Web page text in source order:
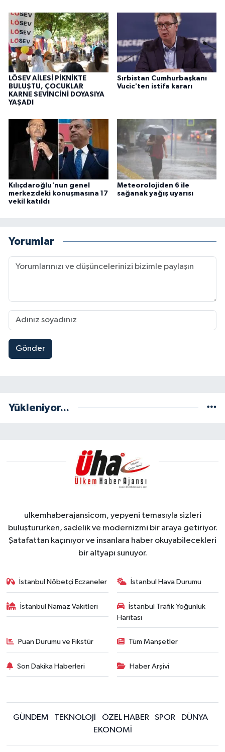
LÖSEV AİLESİ PİKNİKTE
BULUŞTU, ÇOCUKLAR
KARNE SEVİNCİNİ DOYASIYA
YAŞADI
Sırbistan Cumhurbaşkanı
Vucic'ten istifa kararı
Kılıçdaroğlu'nun genel
merkezdeki konuşmasına 17
vekil katıldı
Meteorolojiden 6 ile
sağanak yağış uyarısı
Yorumlar
Gönder
Yükleniyor...
ulkemhaberajansicom, yepyeni temasıyla sizleri
buluştururken, sadelik ve modernizmi bir araya getiriyor.
Şatafattan kaçınıyor ve insanlara haber okuyabilecekleri
bir altyapı sunuyor.
İstanbul Nöbetçi Eczaneler İstanbul Hava Durumu
İstanbul Namaz Vakitleri
İstanbul Trafik Yoğunluk
Haritası
Puan Durumu ve Fikstür Tüm Manşetler
Son Dakika Haberleri Haber Arşivi
GÜNDEM TEKNOLOJİ ÖZEL HABER SPOR
DÜNYA
EKONOMİ